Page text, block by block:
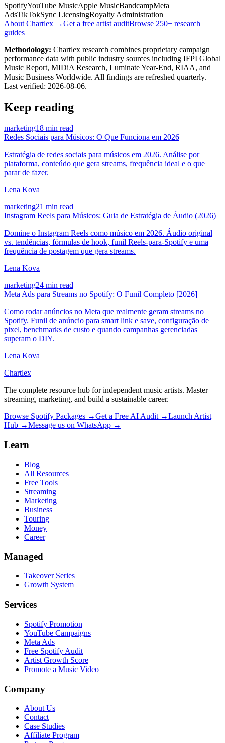
SpotifyYouTube MusicApple MusicBandcampMeta
AdsTikTokSync LicensingRoyalty Administration
About Chartlex →Get a free artist auditBrowse 250+ research
guides
Methodology: Chartlex research combines proprietary campaign
performance data with public industry sources including IFPI Global
Music Report, MIDiA Research, Luminate Year-End, RIAA, and
Music Business Worldwide. All findings are refreshed quarterly.
Last verified: 2026-08-06.
Keep reading
marketing18 min read
Redes Sociais para Músicos: O Que Funciona em 2026
Estratégia de redes sociais para músicos em 2026. Análise por
plataforma, conteúdo que gera streams, frequência ideal e o que
parar de fazer.
Lena Kova
marketing21 min read
Instagram Reels para Músicos: Guia de Estratégia de Áudio (2026)
Domine o Instagram Reels como músico em 2026. Áudio original
vs. tendências, fórmulas de hook, funil Reels-para-Spotify e uma
frequência de postagem que gera streams.
Lena Kova
marketing24 min read
Meta Ads para Streams no Spotify: O Funil Completo [2026]
Como rodar anúncios no Meta que realmente geram streams no
Spotify. Funil de anúncio para smart link e save, configuração de
pixel, benchmarks de custo e quando campanhas gerenciadas
superam o DIY.
Lena Kova
Chartlex
The complete resource hub for independent music artists. Master
streaming, marketing, and build a sustainable career.
Browse Spotify Packages →Get a Free AI Audit →Launch Artist
Hub →Message us on WhatsApp →
Learn
Blog
All Resources
Free Tools
Streaming
Marketing
Business
Touring
Money
Career
Managed
Takeover Series
Growth System
Services
Spotify Promotion
YouTube Campaigns
Meta Ads
Free Spotify Audit
Artist Growth Score
Promote a Music Video
Company
About Us
Contact
Case Studies
Affiliate Program